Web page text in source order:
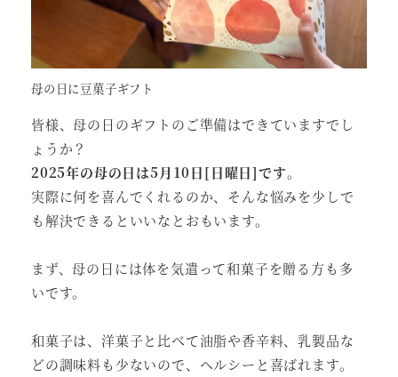
母の日に豆菓子ギフト
皆様、母の日のギフトのご準備はできていますでし
ょうか？
2025年の母の日は5月10日[日曜日]です。
実際に何を喜んでくれるのか、そんな悩みを少しで
も解決できるといいなとおもいます。
まず、母の日には体を気遣って和菓子を贈る方も多
いです。
和菓子は、洋菓子と比べて油脂や香辛料、乳製品な
どの調味料も少ないので、ヘルシーと喜ばれます。